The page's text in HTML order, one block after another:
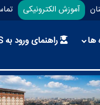
آموزش الکترونیکی
ها راهنمای ورود به LMS